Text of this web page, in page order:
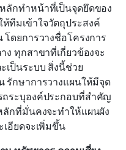
ลักทำหน้าที่เป็นจุดยึดของ
ทีมเข้าใจวัตถุประสงค์
ดยการวางชื่อโครงการ
ง ทุกสาขาที่เกี่ยวข้องจะ
เป็นระบบ สิ่งนี้ช่วย
รักษาการวางแผนให้มีจุด
ระบุองค์ประกอบที่สำคัญ
ลักที่มั่นคงจะทำให้แผนผัง
เอียดจะเพิ่มขึ้น